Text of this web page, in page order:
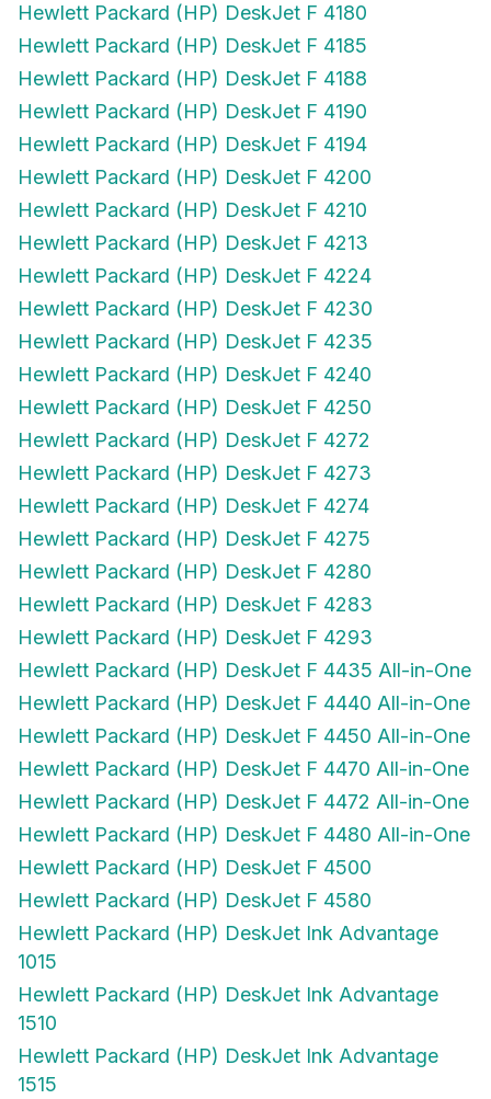
Hewlett Packard (HP) DeskJet F 4180
Hewlett Packard (HP) DeskJet F 4185
Hewlett Packard (HP) DeskJet F 4188
Hewlett Packard (HP) DeskJet F 4190
Hewlett Packard (HP) DeskJet F 4194
Hewlett Packard (HP) DeskJet F 4200
Hewlett Packard (HP) DeskJet F 4210
Hewlett Packard (HP) DeskJet F 4213
Hewlett Packard (HP) DeskJet F 4224
Hewlett Packard (HP) DeskJet F 4230
Hewlett Packard (HP) DeskJet F 4235
Hewlett Packard (HP) DeskJet F 4240
Hewlett Packard (HP) DeskJet F 4250
Hewlett Packard (HP) DeskJet F 4272
Hewlett Packard (HP) DeskJet F 4273
Hewlett Packard (HP) DeskJet F 4274
Hewlett Packard (HP) DeskJet F 4275
Hewlett Packard (HP) DeskJet F 4280
Hewlett Packard (HP) DeskJet F 4283
Hewlett Packard (HP) DeskJet F 4293
Hewlett Packard (HP) DeskJet F 4435 All-in-One
Hewlett Packard (HP) DeskJet F 4440 All-in-One
Hewlett Packard (HP) DeskJet F 4450 All-in-One
Hewlett Packard (HP) DeskJet F 4470 All-in-One
Hewlett Packard (HP) DeskJet F 4472 All-in-One
Hewlett Packard (HP) DeskJet F 4480 All-in-One
Hewlett Packard (HP) DeskJet F 4500
Hewlett Packard (HP) DeskJet F 4580
Hewlett Packard (HP) DeskJet Ink Advantage
1015
Hewlett Packard (HP) DeskJet Ink Advantage
1510
Hewlett Packard (HP) DeskJet Ink Advantage
1515